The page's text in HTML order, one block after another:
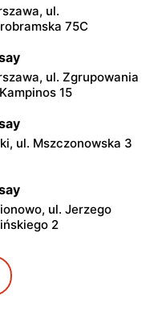
ul.
75C
ul. Zgrupowania
15
ul. Mszczonowska 3
ul. Jerzego
2
ul. Płk. Ryszarda
1